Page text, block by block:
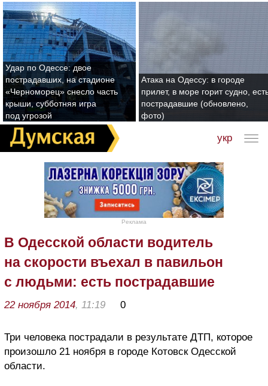
Удар по Одессе: двое
пострадавших, на стадионе
«Черноморец» снесло часть
крыши, субботняя игра
под угрозой
Атака на Одессу: в городе
прилет, в море горит судно,
пострадавшие (обновлено,
фото)
укр
Реклама
В Одесской области водитель
на скорости въехал в павильон
с людьми: есть пострадавшие
22 ноября 2014, 11:19 0
Три человека пострадали в результате ДТП, которое
произошло 21 ноября в городе Котовск Одесской
области.